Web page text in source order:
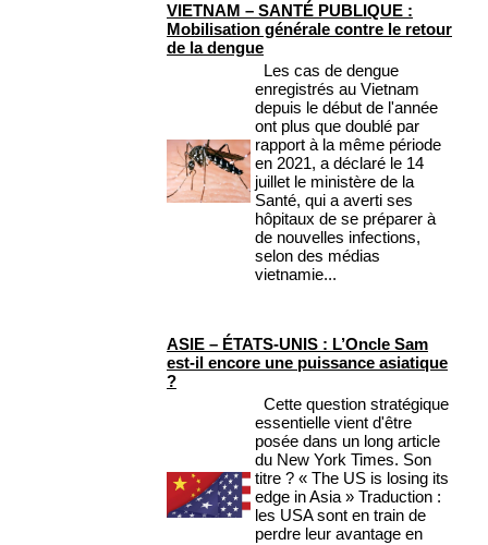
VIETNAM – SANTÉ PUBLIQUE :
Mobilisation générale contre le retour
de la dengue
Les cas de dengue
enregistrés au Vietnam
depuis le début de l'année
ont plus que doublé par
rapport à la même période
en 2021, a déclaré le 14
juillet le ministère de la
Santé, qui a averti ses
hôpitaux de se préparer à
de nouvelles infections,
selon des médias
vietnamie...
ASIE – ÉTATS-UNIS : L’Oncle Sam
est-il encore une puissance asiatique
?
Cette question stratégique
essentielle vient d'être
posée dans un long article
du New York Times. Son
titre ? « The US is losing its
edge in Asia » Traduction :
les USA sont en train de
perdre leur avantage en